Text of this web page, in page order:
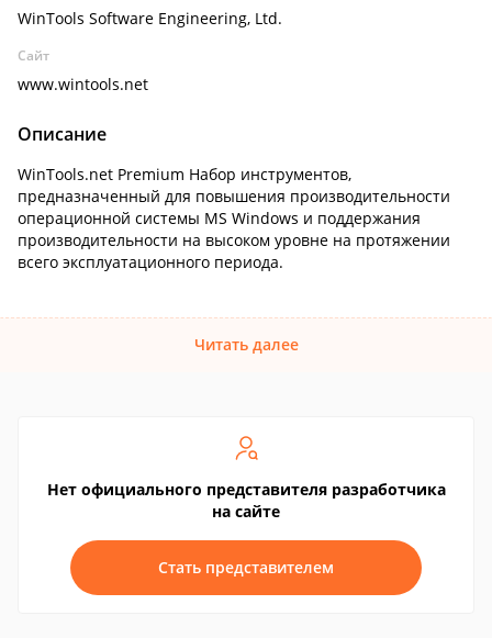
WinTools Software Engineering, Ltd.
Сайт
www.wintools.net
Описание
WinTools.net Premium Набор инструментов,
предназначенный для повышения производительности
операционной системы MS Windows и поддержания
производительности на высоком уровне на протяжении
всего эксплуатационного периода.
Читать далее
Нет официального представителя разработчика
на сайте
Стать представителем